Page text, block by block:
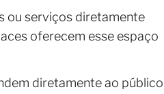
ou serviços diretamente
oferecem esse espaço
diretamente ao público